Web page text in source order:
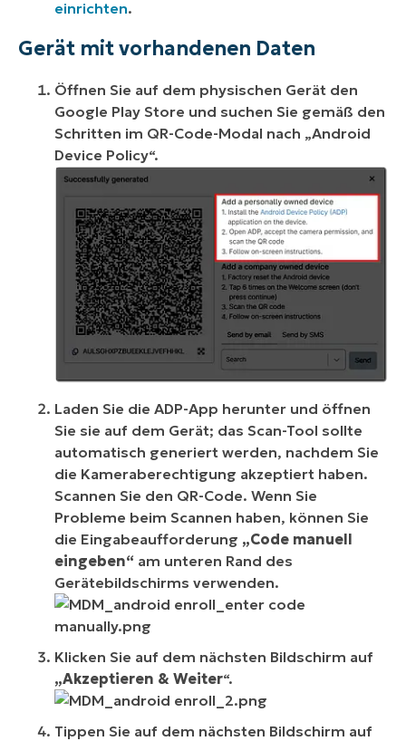
einrichten.
Gerät mit vorhandenen Daten
Öffnen Sie auf dem physischen Gerät den
Google Play Store und suchen Sie gemäß den
Schritten im QR-Code-Modal nach „Android
Device Policy“.
Laden Sie die ADP-App herunter und öffnen
Sie sie auf dem Gerät; das Scan-Tool sollte
automatisch generiert werden, nachdem Sie
die Kameraberechtigung akzeptiert haben.
Scannen Sie den QR-Code. Wenn Sie
Probleme beim Scannen haben, können Sie
die Eingabeaufforderung „Code manuell
eingeben“ am unteren Rand des
Gerätebildschirms verwenden.
Klicken Sie auf dem nächsten Bildschirm auf
„Akzeptieren & Weiter“.
Tippen Sie auf dem nächsten Bildschirm auf